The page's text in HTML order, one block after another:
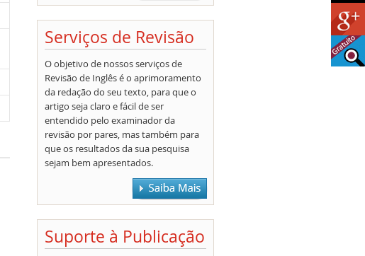
Serviços de Revisão
O objetivo de nossos serviços de
Revisão de Inglês é o aprimoramento
da redação do seu texto, para que o
artigo seja claro e fácil de ser
entendido pelo examinador da
revisão por pares, mas também para
que os resultados da sua pesquisa
sejam bem apresentados.
Suporte à Publicação